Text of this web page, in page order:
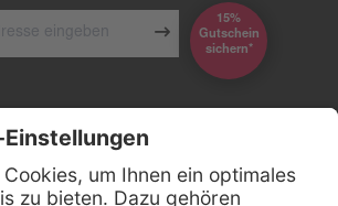
15%
Gutschein
*sichern
Kontakt
Firmensitz
Schein Medical GmbH